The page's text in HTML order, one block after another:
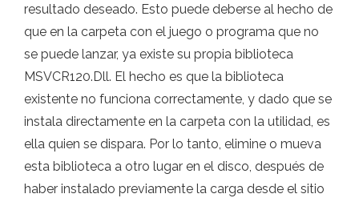
resultado deseado. Esto puede deberse al hecho de
que en la carpeta con el juego o programa que no
se puede lanzar, ya existe su propia biblioteca
MSVCR120.Dll. El hecho es que la biblioteca
existente no funciona correctamente, y dado que se
instala directamente en la carpeta con la utilidad, es
ella quien se dispara. Por lo tanto, elimine o mueva
esta biblioteca a otro lugar en el disco, después de
haber instalado previamente la carga desde el sitio